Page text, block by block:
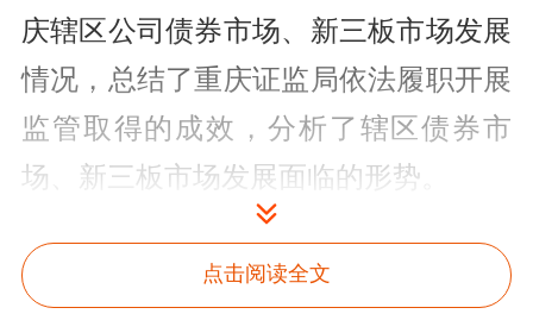
庆辖区公司债券市场、新三板市场发展
情况，总结了重庆证监局依法履职开展
监管取得的成效，分析了辖区债券市
场、新三板市场发展面临的形势。
据了解，2017年重庆辖区公司债券和新
三板融资取得了积极成果，但辖区资本
点击阅读全文